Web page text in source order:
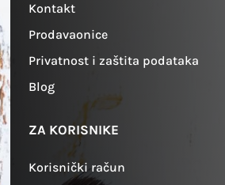
Kontakt
Prodavaonice
Privatnost i zaštita podataka
Blog
ZA KORISNIKE
Korisnički račun